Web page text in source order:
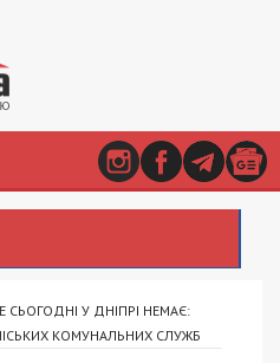
СЬОГОДНІ У ДНІПРІ НЕМАЄ:
КОМУНАЛЬНИХ СЛУЖБ